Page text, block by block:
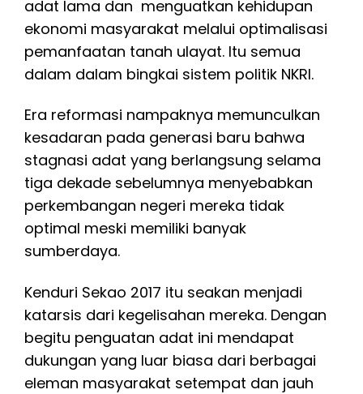
adat lama dan menguatkan kehidupan
ekonomi masyarakat melalui optimalisasi
pemanfaatan tanah ulayat. Itu semua
dalam dalam bingkai sistem politik NKRI.
Era reformasi nampaknya memunculkan
kesadaran pada generasi baru bahwa
stagnasi adat yang berlangsung selama
tiga dekade sebelumnya menyebabkan
perkembangan negeri mereka tidak
optimal meski memiliki banyak
sumberdaya.
Kenduri Sekao 2017 itu seakan menjadi
katarsis dari kegelisahan mereka. Dengan
begitu penguatan adat ini mendapat
dukungan yang luar biasa dari berbagai
eleman masyarakat setempat dan jauh